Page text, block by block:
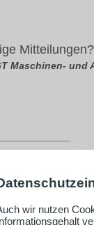
Mitteilungen?
Maschinen- und
wir nutzen